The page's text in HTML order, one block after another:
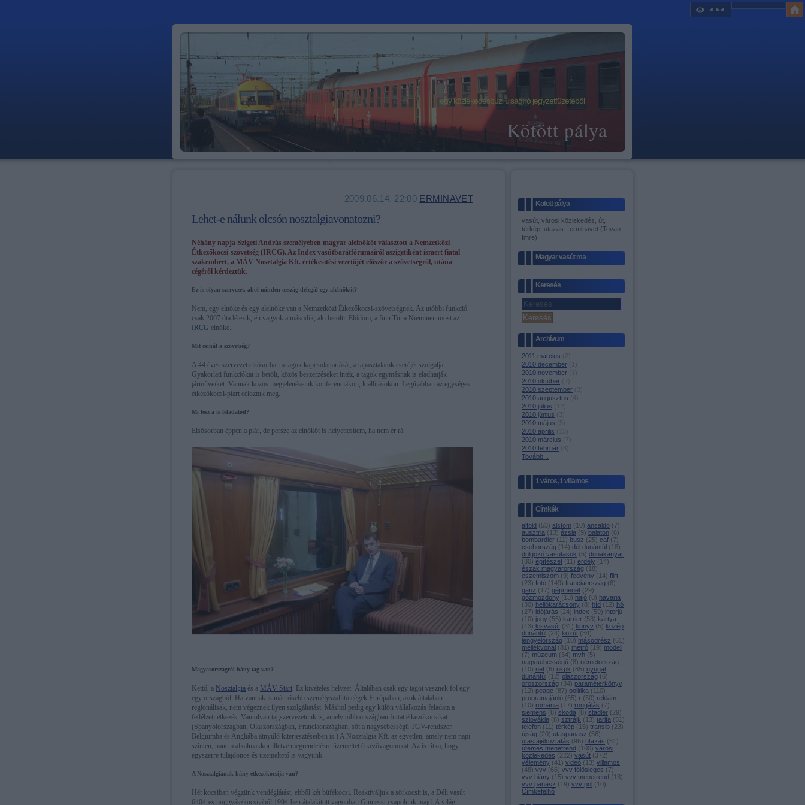
Kötött pálya
egy közlekedésbuzi újságíró jegyzetfüzetéből
Kötött pálya
vasút, városi közlekedés, út,
térkép, utazás - erminavet (Tevan
Imre)
Magyar vasút ma
Keresés
Archívum
2011 március
2010 december
2010 november
2010 október
2010 szeptember
2010 augusztus
2010 július
2010 június
2010 május
2010 április
2010 március
2010 február
Tovább
1 város, 1 villamos
Címkék
alföld (53) alstom (10) ansaldo (7)
ausztria (13) ázsia (9) balaton (6)
bombardier (11 ) busz (25) caf (7)
csehország (14) dél dunántúl (18)
dolgozó vasutasok (5) dunakanyar
(30) építészet (11 ) erdély (14)
észak magyarország (18)
eszemiszom (9) fedvény (14) flirt
(23) fotó (149) franciaország (6)
ganz (17) gépmenet (29)
gőzmozdony (13) hajó (8) havaria
(30) hellókarácsony (8) híd (12) hó
(27) időjárás (24) index (59) interjú
(10) jegy (55) karrier (53) kártya
(13) kisvasút (31 ) könyv (5) közép
dunántúl (24) közút (34)
lengyelország (10) másodrész (61 )
mellékvonal (81 ) metró (19) modell
(7) múzeum (34) mvh (5)
nagysebességű (8) németország
(10) net (6) nkpk (85) nyugat
dunántúl (12) olaszország (6)
oroszország (34) paraméterkönyv
(12) peage (87) politika (110)
programajánló (65) r (50) reklám
(10) románia (17) rongálás (7)
siemens (8) skoda (8) stadler (29)
szlovákia (8) sztrájk (13) tarifa (51 )
telefon (11 ) térkép (15) transib (23)
újság (20) utaspanasz (56)
utastájékoztatás (96) utazás (51 )
ütemes menetrend (100) városi
közlekedés (222) vasút (372)
vélemény (41 ) videó (13) villamos
(48) vvv (66) vvv fölösleges (7)
vvv hiány (15) vvv menetrend (13)
vvv panasz (19) vvv pol (10)
Címkefelhő
2009.06.14. 22:00 ERMINAVET
Lehet-e nálunk olcsón nosztalgiavonatozni?
Néhány napja Szigeti András személyében magyar alelnököt választott a Nemzetközi
Étkezőkocsi-szövetség (IRCG). Az Index vasútbarátfórumairól aszigetiként ismert fiatal
szakembert, a MÁV Nosztalgia Kft. értékesítési vezetőjét először a szövetségről, utána
cégéről kérdeztük.
Ez is olyan szervezet, ahol minden ország delegál egy alelnököt?
Nem, egy elnöke és egy alelnöke van a Nemzetközi Étkezőkocsi-szövetségnek. Az utóbbi funkció
csak 2007 óta létezik, én vagyok a második, aki betölti. Elődöm, a finn Tiina Nieminen most az
IRCG elnöke.
Mit csinál a szövetség?
A 44 éves szervezet elsősorban a tagok kapcsolattartását, a tapasztalatok cseréjét szolgálja.
Gyakorlati funkciókat is betölt, közös beszerzéseket intéz, a tagok egymásnak is eladhatják
járműveiket. Vannak közös megjelenéseink konferenciákon, kiállításokon. Legújabban az egységes
étkezőkocsi-píárt céloztuk meg.
Mi lesz a te feladatod?
Elsősorban éppen a píár, de persze az elnököt is helyettesítem, ha nem ér rá.
Magyarországról hány tag van?
Kettő, a Nosztalgia és a MÁV Start . Ez kivételes helyzet. Általában csak egy tagot vesznek föl egy-
egy országból. Ha vannak is már kisebb személyszállító cégek Európában, azok általában
regionálisak, nem végeznek ilyen szolgáltatást. Máshol pedig egy külön vállalkozás feladata a
fedélzeti étkezés. Van olyan tagszervezetünk is, amely több országban futtat étkezőkocsikat
(Spanyolországban, Olaszországban, Franciaországban, sőt a nagysebességű TGV-rendszer
Belgiumba és Angliába átnyúló kiterjesztéseiben is.) A Nosztalgia Kft. az egyetlen, amely nem napi
szinten, hanem alkalmakkor illetve megrendelésre üzemeltet étkezővagonokat. Az is ritka, hogy
egyszerre tulajdonos és üzemeltető is vagyunk.
A Nosztalgiának hány étkezőkocsija van?
Hét kocsiban végzünk vendéglátást, ebből két büfékocsi. Reaktiváljuk a sörkocsit is, a Déli vasút
6404-es poggyászkocsijából 1994-ben átalakított vagonban Guinesst csapolunk majd. A világ